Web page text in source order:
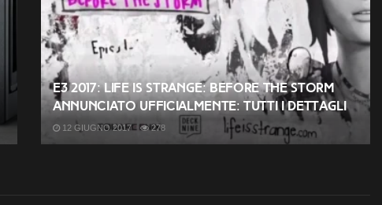
E3 2017: Life Is Strange: Before the Storm
annunciato ufficialmente: tutti i dettagli
12 GIUGNO 2017 278